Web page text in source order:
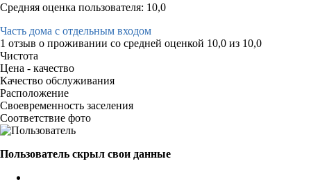
Средняя оценка пользователя: 10,0
Часть дома с отдельным входом
1 отзыв о проживании со средней оценкой 10,0 из 10,0
Чистота
Цена - качество
Качество обслуживания
Расположение
Своевременность заселения
Соответствие фото
Пользователь скрыл свои данные